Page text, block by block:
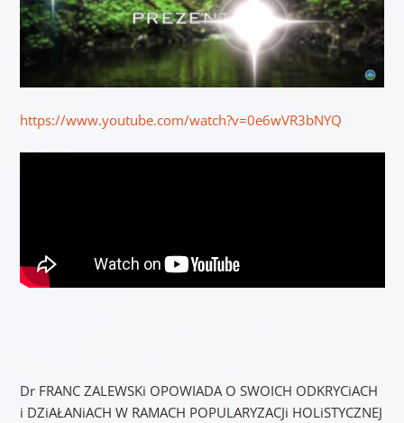
https://www.youtube.com/watch?v=0e6wVR3bNYQ
Dr FRANC ZALEWSKi OPOWIADA O SWOICH ODKRYCiACH
i DZiAŁANiACH W RAMACH POPULARYZACJi HOLiSTYCZNEJ